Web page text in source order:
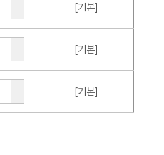
[기본]
[기본]
[기본]